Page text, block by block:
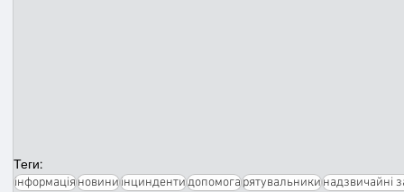
Теги:
інформаціяновиниінциндентидопомогарятувальникинадзвичайні